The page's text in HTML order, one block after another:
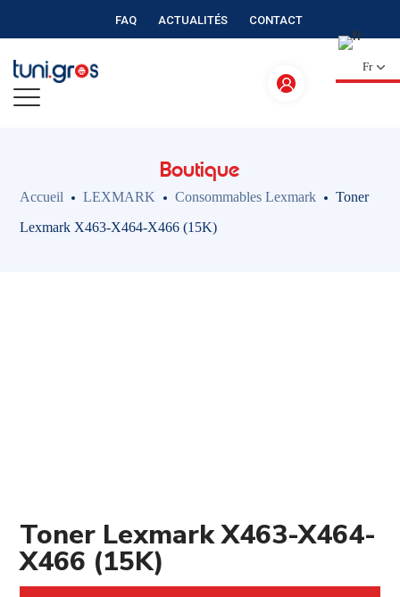
FAQ ACTUALITÉS CONTACT
Fr
Boutique
Accueil LEXMARK Consommables Lexmark
Toner
Lexmark X463-X464-X466 (15K)
Toner Lexmark X463-X464-
X466 (15K)